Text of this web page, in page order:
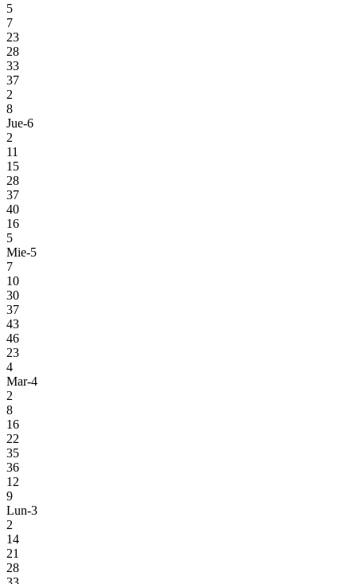
5
7
23
28
33
37
2
8
Jue-6
2
11
15
28
37
40
16
5
Mie-5
7
10
30
37
43
46
23
4
Mar-4
2
8
16
22
35
36
12
9
Lun-3
2
14
21
28